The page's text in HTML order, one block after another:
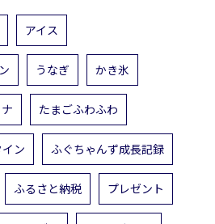
アイス
うなぎ かき氷
たまごふわふわ
ン ふぐちゃんず成長記録
ふるさと納税 プレゼント